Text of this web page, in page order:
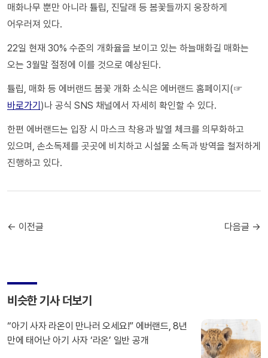
매화나무 뿐만 아니라 튤립, 진달래 등 봄꽃들까지 웅장하게
어우러져 있다.
22일 현재 30% 수준의 개화율을 보이고 있는 하늘매화길 매화는
오는 3월말 절정에 이를 것으로 예상된다.
튤립, 매화 등 에버랜드 봄꽃 개화 소식은 에버랜드 홈페이지(☞
바로가기)나 공식 SNS 채널에서 자세히 확인할 수 있다.
한편 에버랜드는 입장 시 마스크 착용과 발열 체크를 의무화하고
있으며, 손소독제를 곳곳에 비치하고 시설물 소독과 방역을 철저하게
진행하고 있다.
← 이전글 다음글 →
비슷한 기사 더보기
“아기 사자 라온이 만나러 오세요!” 에버랜드, 8년
만에 태어난 아기 사자 ‘라온’ 일반 공개